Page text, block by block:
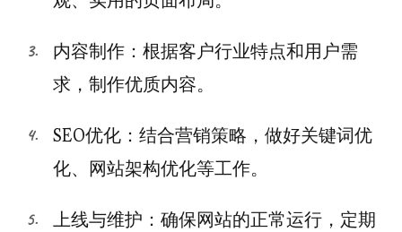
内容制作：根据客户行业特点和用户需
求，制作优质内容。
SEO优化：结合营销策略，做好关键词优
化、网站架构优化等工作。
上线与维护：确保网站的正常运行，定期